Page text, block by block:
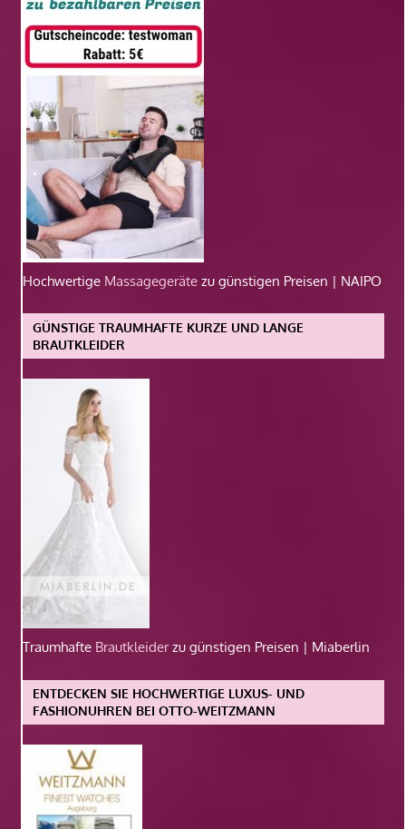
Hochwertige Massagegeräte zu günstigen Preisen | NAIPO
GÜNSTIGE TRAUMHAFTE KURZE UND LANGE
BRAUTKLEIDER
Traumhafte Brautkleiderzu günstigen Preisen | Miaberlin
ENTDECKEN SIE HOCHWERTIGE LUXUS- UND
FASHIONUHREN BEI OTTO-WEITZMANN